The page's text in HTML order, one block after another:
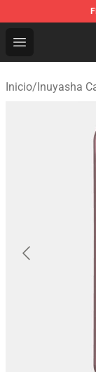
Open menu
Inuyasha
Inicio/Inuyasha